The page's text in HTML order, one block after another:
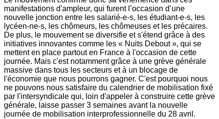
manifestations d'ampleur, qui furent l’occasion d’une
nouvelle jonction entre les salarié-e-s, les étudiant-e-s, les
lycéen-ne-s, les chômeurs, les chômeuses et les précaires.
De plus, le mouvement se diversifie et s'étend grâce à des
initiatives innovantes comme les « Nuits Debout », qui se
mettent en place partout en France à l'occasion de cette
journée. Mais c'est notamment grâce à une grève générale
massive dans tous les secteurs et à un blocage de
l'économie que nous pourrons gagner. C'est pourquoi nous
ne pouvons nous satisfaire du calendrier de mobilisation fixé
par l'intersyndicale qui, loin d'appeler à construire cette grève
générale, laisse passer 3 semaines avant la nouvelle
journée de mobilisation interprofessionnelle du 28 avril.